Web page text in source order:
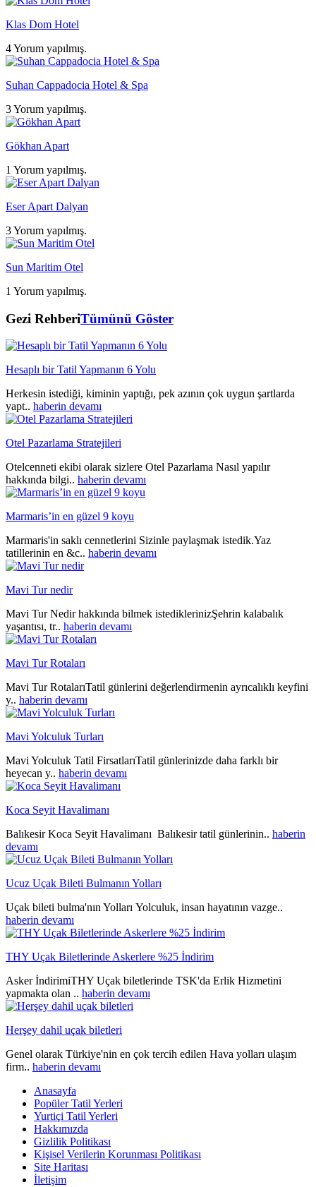
Klas Dom Hotel
4 Yorum yapılmış.
Suhan Cappadocia Hotel & Spa
3 Yorum yapılmış.
Gökhan Apart
1 Yorum yapılmış.
Eser Apart Dalyan
3 Yorum yapılmış.
Sun Maritim Otel
1 Yorum yapılmış.
Gezi RehberiTümünü Göster
Hesaplı bir Tatil Yapmanın 6 Yolu
Herkesin istediği, kiminin yaptığı, pek azının çok uygun şartlarda
yapt.. haberin devamı
Otel Pazarlama Stratejileri
Otelcenneti ekibi olarak sizlere Otel Pazarlama Nasıl yapılır
hakkında bilgi.. haberin devamı
Marmaris’in en güzel 9 koyu
Marmaris'in saklı cennetlerini Sizinle paylaşmak istedik.Yaz
tatillerinin en &c.. haberin devamı
Mavi Tur nedir
Mavi Tur Nedir hakkında bilmek istediklerinizŞehrin kalabalık
yaşantısı, tr.. haberin devamı
Mavi Tur Rotaları
Mavi Tur RotalarıTatil günlerini değerlendirmenin ayrıcalıklı keyfini
y.. haberin devamı
Mavi Yolculuk Turları
Mavi Yolculuk Tatil FirsatlarıTatil günlerinizde daha farklı bir
heyecan y.. haberin devamı
Koca Seyit Havalimanı
Balıkesir Koca Seyit Havalimanı Balıkesir tatil günlerinin.. haberin
devamı
Ucuz Uçak Bileti Bulmanın Yolları
Uçak bileti bulma'nın Yolları Yolculuk, insan hayatının vazge..
haberin devamı
THY Uçak Biletlerinde Askerlere %25 İndirim
Asker İndirimiTHY Uçak biletlerinde TSK'da Erlik Hizmetini
yapmakta olan .. haberin devamı
Herşey dahil uçak biletleri
Genel olarak Türkiye'nin en çok tercih edilen Hava yolları ulaşım
firm.. haberin devamı
Anasayfa
Popüler Tatil Yerleri
Yurtiçi Tatil Yerleri
Hakkımızda
Gizlilik Politikası
Kişisel Verilerin Korunması Politikası
Site Haritası
İletişim